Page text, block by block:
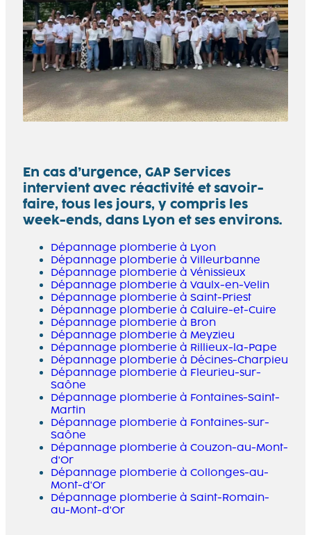
En cas d’urgence, GAP Services
intervient avec réactivité et savoir-
faire, tous les jours, y compris les
week-ends, dans Lyon et ses environs.
Dépannage plomberie à Lyon
Dépannage plomberie à Villeurbanne
Dépannage plomberie à Vénissieux
Dépannage plomberie à Vaulx-en-Velin
Dépannage plomberie à Saint-Priest
Dépannage plomberie à Caluire-et-Cuire
Dépannage plomberie à Bron
Dépannage plomberie à Meyzieu
Dépannage plomberie à Rillieux-la-Pape
Dépannage plomberie à Décines-Charpieu
Dépannage plomberie à Fleurieu-sur-
Saône
Dépannage plomberie à Fontaines-Saint-
Martin
Dépannage plomberie à Fontaines-sur-
Saône
Dépannage plomberie à Couzon-au-Mont-
d'Or
Dépannage plomberie à Collonges-au-
Mont-d'Or
Dépannage plomberie à Saint-Romain-
au-Mont-d'Or